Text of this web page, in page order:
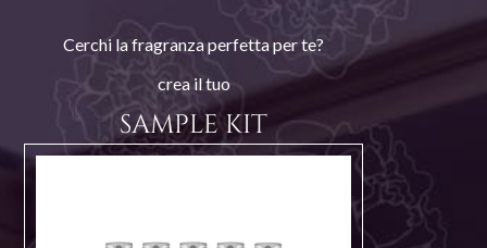
Cerchi la fragranza perfetta per te?
crea il tuo
SAMPLE KIT